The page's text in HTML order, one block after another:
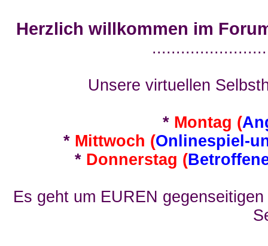
Herzlich willkommen im
Unsere virtuellen
* Montag (
* Mittwoch (Onlinespiel-
* Donnerstag (
Es geht um EUREN